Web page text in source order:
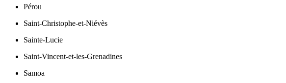
Pérou
Saint-Christophe-et-Niévès
Sainte-Lucie
Saint-Vincent-et-les-Grenadines
Samoa